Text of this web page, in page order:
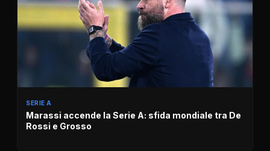
SERIE A
Marassi accende la Serie A: sfida mondiale tra De
Rossi e Grosso